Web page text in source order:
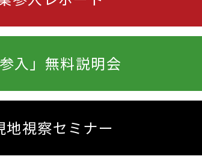
入」 無料説明会
地視察セミナー